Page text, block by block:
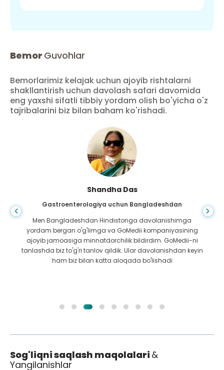
Bemor Guvohlar
Bemorlarimiz kelajak uchun ajoyib rishtalarni
shakllantirish uchun davolash safari davomida
eng yaxshi sifatli tibbiy yordam olish bo'yicha o'z
tajribalarini biz bilan baham ko'rishadi.
Shandha Das
Gastroenterologiya uchun Bangladeshdan
Men Bangladeshdan Hindistonga davolanishimga
yordam bergan o'g'limga va GoMedii kompaniyasining
ajoyib jamoasiga minnatdorchilik bildirdim. GoMedii-ni
tanlashda biz to'g'ri tanlov qildik. Ular davolanishdan keyin
ham biz bilan katta aloqada bo'lishadi
Sog'liqni saqlash maqolalari &
Yangilanishlar